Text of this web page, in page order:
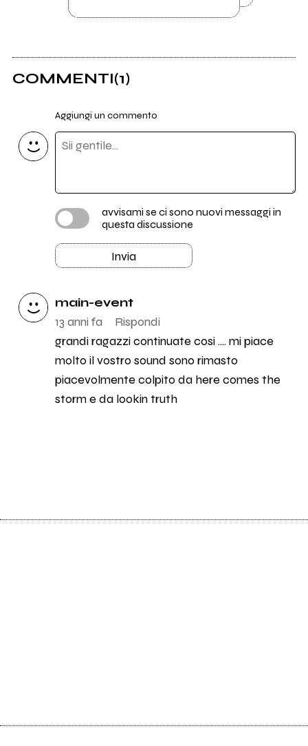
COMMENTI(1)
Aggiungi un commento
avvisami se ci sono nuovi messaggi in
questa discussione
Invia
main-event
13 anni fa
Rispondi
grandi ragazzi continuate cosi .... mi piace
molto il vostro sound sono rimasto
piacevolmente colpito da here comes the
storm e da lookin truth